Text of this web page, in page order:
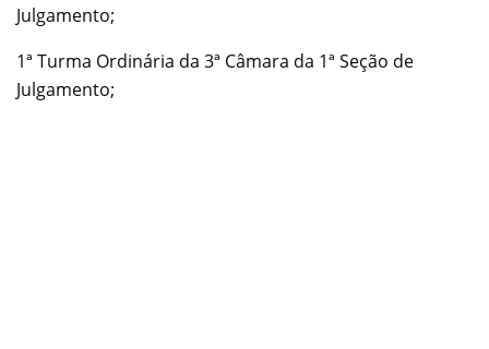
Julgamento;
1ª Turma Ordinária da 3ª Câmara da 1ª Seção de
Julgamento;